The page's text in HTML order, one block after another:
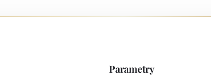
Parametry